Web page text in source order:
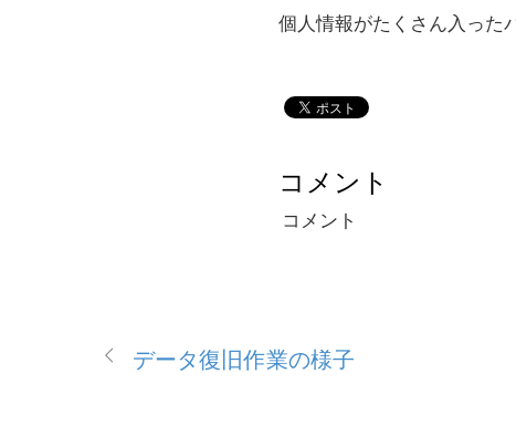
個人情報がたくさん入った
コメント
コメント
データ復旧作業の様子